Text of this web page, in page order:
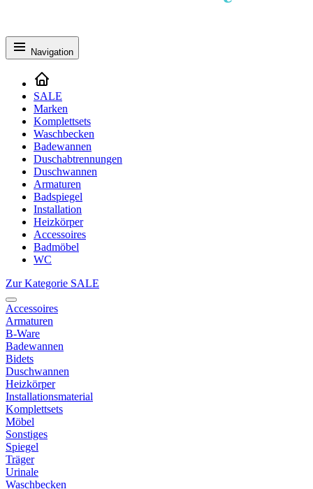
Navigation
SALE
Marken
Komplettsets
Waschbecken
Badewannen
Duschabtrennungen
Duschwannen
Armaturen
Badspiegel
Installation
Heizkörper
Accessoires
Badmöbel
WC
Zur Kategorie SALE
Accessoires
Armaturen
B-Ware
Badewannen
Bidets
Duschwannen
Heizkörper
Installationsmaterial
Komplettsets
Möbel
Sonstiges
Spiegel
Träger
Urinale
Waschbecken